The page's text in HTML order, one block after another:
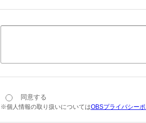
同意する
※個人情報の取り扱いについてはOBSプライバシー